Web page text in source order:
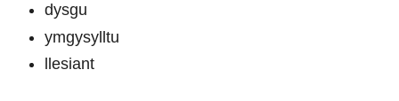
dysgu
ymgysylltu
llesiant